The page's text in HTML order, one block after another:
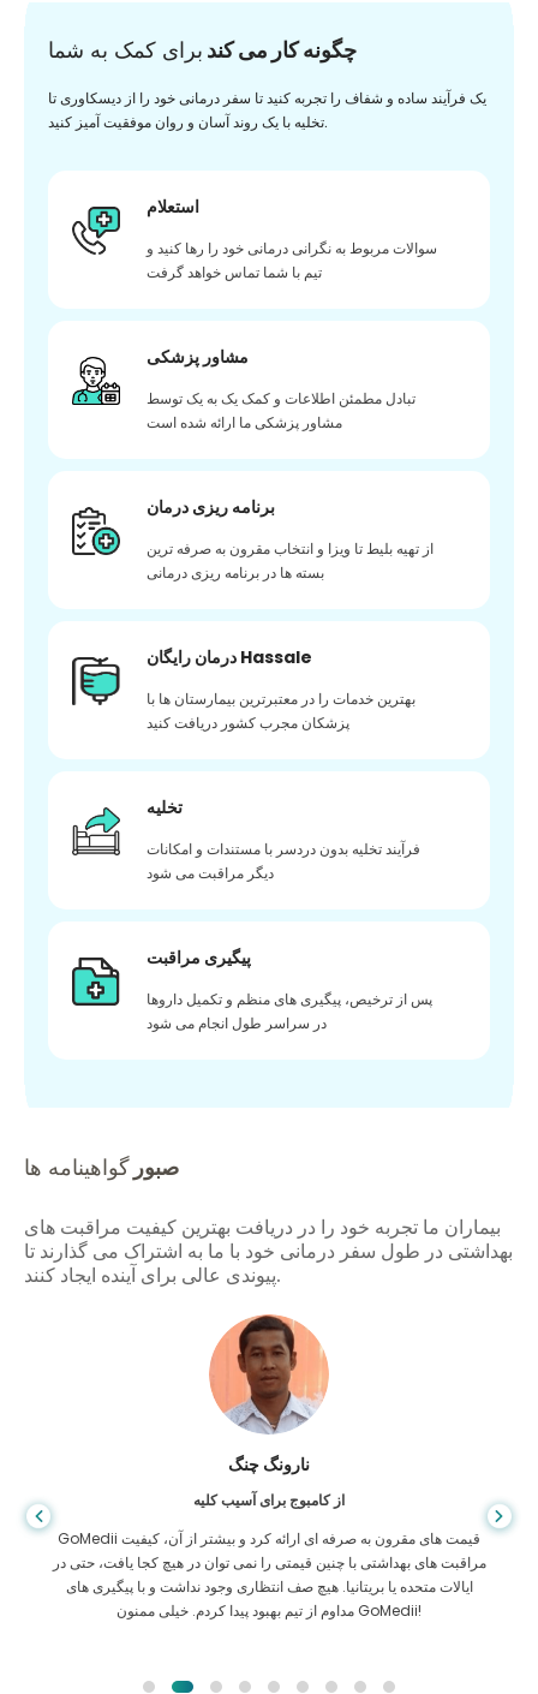
چگونه کار می کند برای کمک به شما
یک فرآیند ساده و شفاف را تجربه کنید تا سفر درمانی خود را از دیسکاوری تا
تخلیه با یک روند آسان و روان موفقیت آمیز کنید.
استعلام
سوالات مربوط به نگرانی درمانی خود را رها کنید و
تیم با شما تماس خواهد گرفت
مشاور پزشکی
تبادل مطمئن اطلاعات و کمک یک به یک توسط
مشاور پزشکی ما ارائه شده است
برنامه ریزی درمان
از تهیه بلیط تا ویزا و انتخاب مقرون به صرفه ترین
بسته ها در برنامه ریزی درمانی
درمان رایگان Hassale
بهترین خدمات را در معتبرترین بیمارستان ها با
پزشکان مجرب کشور دریافت کنید
تخلیه
فرآیند تخلیه بدون دردسر با مستندات و امکانات
دیگر مراقبت می شود
پیگیری مراقبت
پس از ترخیص، پیگیری های منظم و تکمیل داروها
در سراسر طول انجام می شود
صبور گواهینامه ها
بیماران ما تجربه خود را در دریافت بهترین کیفیت مراقبت های
بهداشتی در طول سفر درمانی خود با ما به اشتراک می گذارند تا
پیوندی عالی برای آینده ایجاد کنند.
شاندا داس
از بنگلادش برای گوارش
من از پسرم و تیم درخشان GoMedii که در سفر من از بنگلادش به هند برای
درمان به من کمک کردند تشکر کرده ام. ما در انتخاب GoMedii انتخاب
درستی کردیم. آنها حتی پس از درمان پیوند خوبی با ما حفظ می کنند